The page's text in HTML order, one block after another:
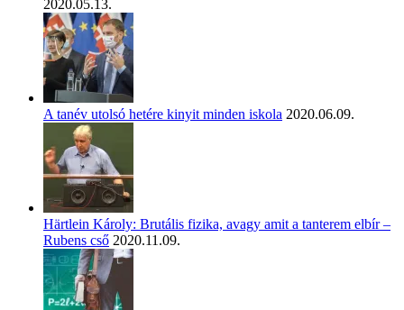
2020.05.13.
A tanév utolsó hetére kinyit minden iskola 2020.06.09.
Härtlein Károly: Brutális fizika, avagy amit a tanterem elbír –
Rubens cső 2020.11.09.